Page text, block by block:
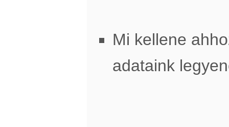
Mi kellene
adataink